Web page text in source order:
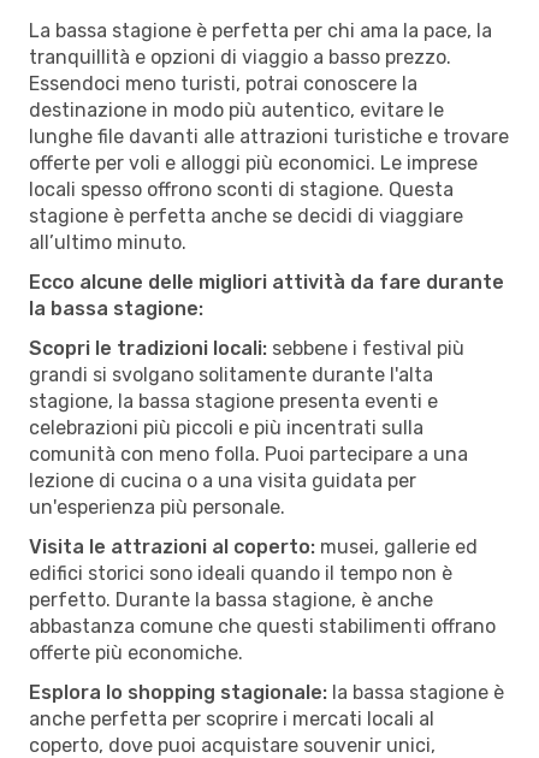
La bassa stagione è perfetta per chi ama la pace, la
tranquillità e opzioni di viaggio a basso prezzo.
Essendoci meno turisti, potrai conoscere la
destinazione in modo più autentico, evitare le
lunghe file davanti alle attrazioni turistiche e trovare
offerte per voli e alloggi più economici. Le imprese
locali spesso offrono sconti di stagione. Questa
stagione è perfetta anche se decidi di viaggiare
all’ultimo minuto.
Ecco alcune delle migliori attività da fare durante
la bassa stagione:
Scopri le tradizioni locali: sebbene i festival più
grandi si svolgano solitamente durante l'alta
stagione, la bassa stagione presenta eventi e
celebrazioni più piccoli e più incentrati sulla
comunità con meno folla. Puoi partecipare a una
lezione di cucina o a una visita guidata per
un'esperienza più personale.
Visita le attrazioni al coperto: musei, gallerie ed
edifici storici sono ideali quando il tempo non è
perfetto. Durante la bassa stagione, è anche
abbastanza comune che questi stabilimenti offrano
offerte più economiche.
Esplora lo shopping stagionale: la bassa stagione è
anche perfetta per scoprire i mercati locali al
coperto, dove puoi acquistare souvenir unici,